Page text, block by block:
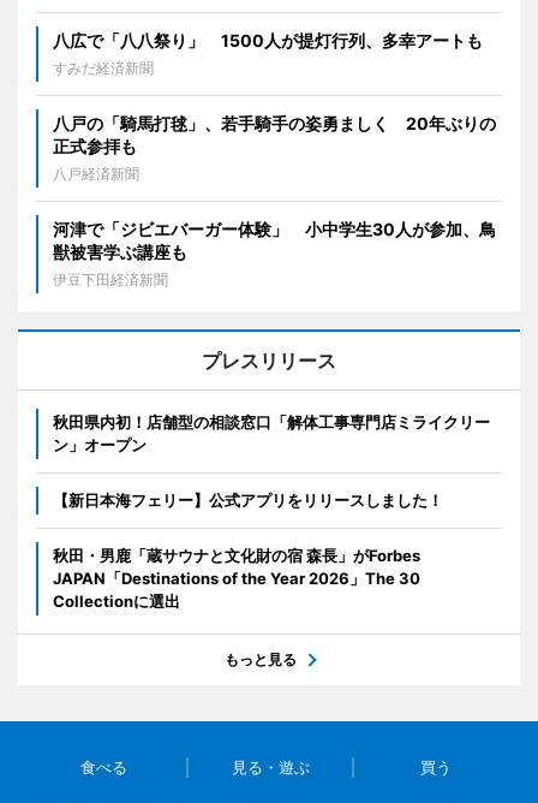
八広で「八八祭り」 1500人が提灯行列、多幸アートも
すみだ経済新聞
八戸の「騎馬打毬」、若手騎手の姿勇ましく 20年ぶりの
正式参拝も
八戸経済新聞
河津で「ジビエバーガー体験」 小中学生30人が参加、鳥
獣被害学ぶ講座も
伊豆下田経済新聞
プレスリリース
秋田県内初！店舗型の相談窓口「解体工事専門店ミライクリー
ン」オープン
【新日本海フェリー】公式アプリをリリースしました！
秋田・男鹿「蔵サウナと文化財の宿 森長」がForbes
JAPAN「Destinations of the Year 2026」The 30
Collectionに選出
もっと見る
食べる 見る・遊ぶ 買う